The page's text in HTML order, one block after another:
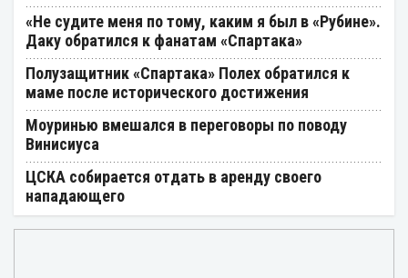
«Не судите меня по тому, каким я был в «Рубине».
Даку обратился к фанатам «Спартака»
Полузащитник «Спартака» Полех обратился к
маме после исторического достижения
Моуринью вмешался в переговоры по поводу
Винисиуса
ЦСКА собирается отдать в аренду своего
нападающего